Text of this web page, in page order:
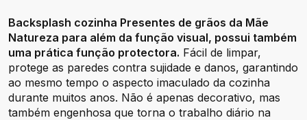
Backsplash cozinha Presentes de grãos da Mãe
Natureza para além da função visual, possui também
uma prática função protectora. Fácil de limpar,
protege as paredes contra sujidade e danos, garantindo
ao mesmo tempo o aspecto imaculado da cozinha
durante muitos anos. Não é apenas decorativo, mas
também engenhosa que torna o trabalho diário na